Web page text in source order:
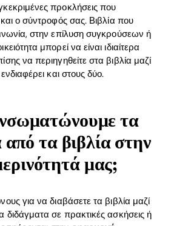
προκλήσεις που
και ο σύντροφός σας. Βιβλία που
στην επίλυση συγκρούσεων ή
μπορεί να είναι ιδιαίτερα
να περιηγηθείτε στα βιβλία μαζί
και στους δύο.
τα
τα βιβλία στην
μας;
για να διαβάσετε τα βιβλία μαζί
διδάγματα σε πρακτικές ασκήσεις ή